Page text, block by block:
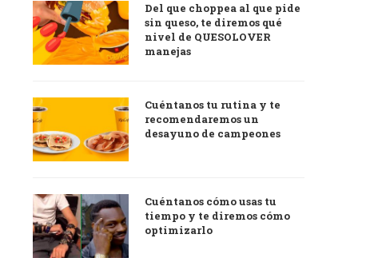
Del que choppea al que pide
sin queso, te diremos qué
nivel de QUESOLOVER
manejas
Cuéntanos tu rutina y te
recomendaremos un
desayuno de campeones
Cuéntanos cómo usas tu
tiempo y te diremos cómo
optimizarlo